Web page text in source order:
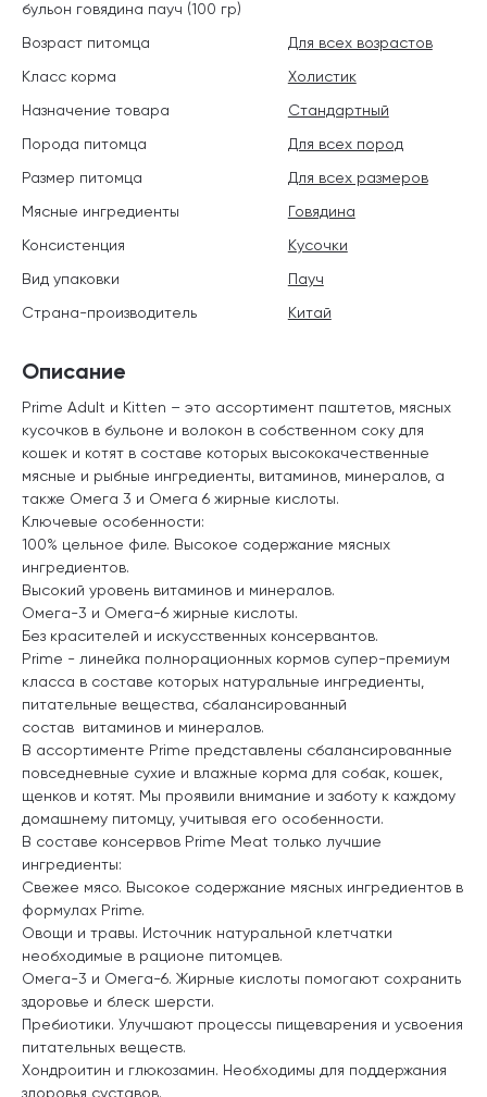
Описание
Prime Adult и Kitten – это ассортимент паштетов, мясных
кусочков в бульоне и волокон в собственном соку для
кошек и котят в составе которых высококачественные
мясные и рыбные ингредиенты, витаминов, минералов, а
также Омега 3 и Омега 6 жирные кислоты.
Ключевые особенности:
100% цельное филе. Высокое содержание мясных
ингредиентов.
Высокий уровень витаминов и минералов.
Омега-3 и Омега-6 жирные кислоты.
Без красителей и искусственных консервантов.
Prime - линейка полнорационных кормов супер-премиум
класса в составе которых натуральные ингредиенты,
питательные вещества, сбалансированный
состав витаминов и минералов.
В ассортименте Prime представлены сбалансированные
повседневные сухие и влажные корма для собак, кошек,
щенков и котят. Мы проявили внимание и заботу к каждому
домашнему питомцу, учитывая его особенности.
В составе консервов Prime Meat только лучшие
ингредиенты:
Свежее мясо. Высокое содержание мясных ингредиентов в
формулах Prime.
Овощи и травы. Источник натуральной клетчатки
необходимые в рационе питомцев.
Омега-3 и Омега-6. Жирные кислоты помогают сохранить
здоровье и блеск шерсти.
Пребиотики. Улучшают процессы пищеварения и усвоения
питательных веществ.
Хондроитин и глюкозамин. Необходимы для поддержания
здоровья суставов.
бульон говядина пауч (100 гр)
Возраст питомца
Для всех возрастов
Класс корма
Холистик
Назначение товара
Стандартный
Порода питомца
Для всех пород
Размер питомца
Для всех размеров
Мясные ингредиенты
Говядина
Консистенция
Кусочки
Вид упаковки
Пауч
Страна-производитель
Китай